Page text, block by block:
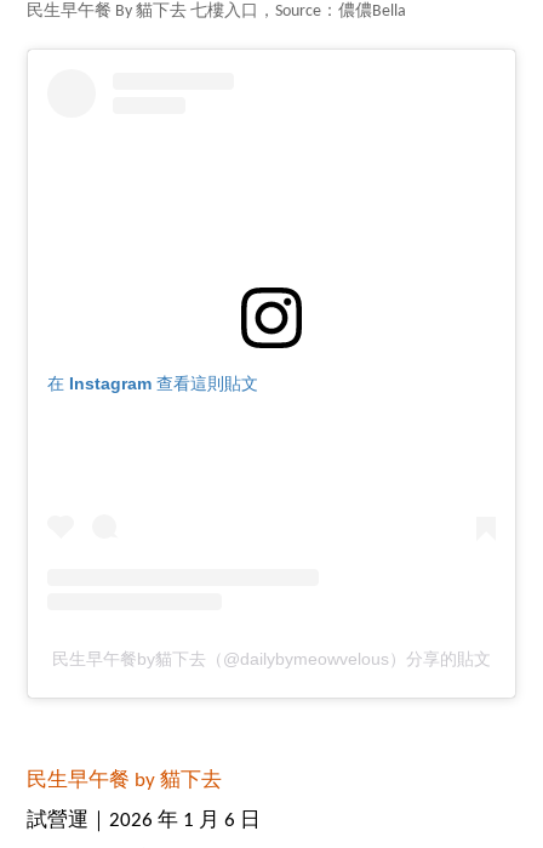
民生早午餐 By 貓下去 七樓入口，Source：儂儂Bella
在 Instagram 查看這則貼文
民生早午餐by貓下去（@dailybymeowvelous）分享的貼文
民生早午餐 by 貓下去
試營運｜2026 年 1 月 6 日